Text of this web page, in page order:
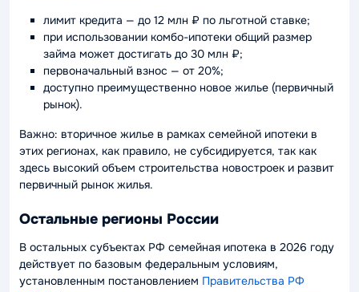
лимит кредита — до 12 млн ₽ по льготной ставке;
при использовании комбо-ипотеки общий размер
займа может достигать до 30 млн ₽;
первоначальный взнос — от 20%;
доступно преимущественно новое жилье (первичный
рынок).
Важно: вторичное жилье в рамках семейной ипотеки в
этих регионах, как правило, не субсидируется, так как
здесь высокий объем строительства новостроек и развит
первичный рынок жилья.
Остальные регионы России
В остальных субъектах РФ семейная ипотека в 2026 году
действует по базовым федеральным условиям,
установленным постановлением Правительства РФ